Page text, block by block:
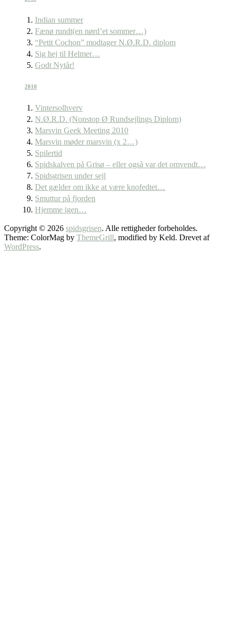
Indian summer
Fænø rundt(en nørd’et sommer…)
“Petit Cochon” modtager N.Ø.R.D. diplom
Sig hej til Helmer…
Godt Nytår!
2010
Vintersolhverv
N.Ø.R.D. (Nonstop Ø Rundsejlings Diplom)
Marsvin Geek Meeting 2010
Marsvin møder marsvin (x 2…)
Spilertid
Spidskalven på Grisø – eller også var det omvendt…
Spidsgrisen under sejl
Det gælder om ikke at være knofedtet…
Smuttur på fjorden
Hjemme igen…
Copyright © 2026 spidsgrisen. Alle rettigheder forbeholdes.
Theme: ColorMag by ThemeGrill, modified by Keld. Drevet af
WordPress.